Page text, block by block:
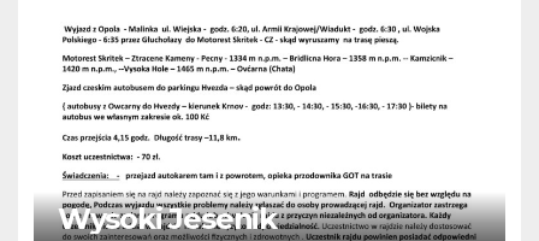
Wysoki Jesenik